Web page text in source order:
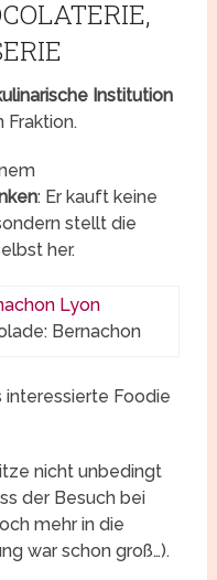
Institution
Fraktion.
: Er kauft keine
stellt die
her.
Bernachon
interessierte Foodie
nicht unbedingt
der Besuch bei
mehr in die
war schon groß…).